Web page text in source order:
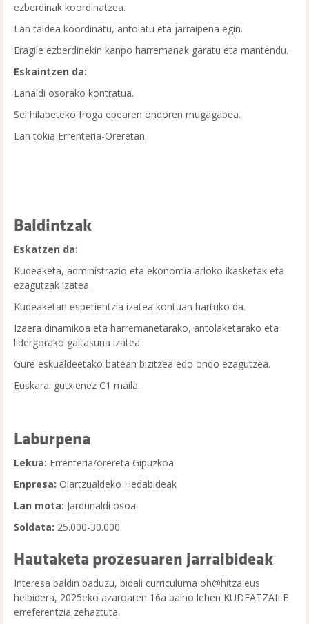
ezberdinak koordinatzea.
Lan taldea koordinatu, antolatu eta jarraipena egin.
Eragile ezberdinekin kanpo harremanak garatu eta mantendu.
Eskaintzen da:
Lanaldi osorako kontratua.
Sei hilabeteko froga epearen ondoren mugagabea.
Lan tokia Errenteria-Oreretan.
Baldintzak
Eskatzen da:
Kudeaketa, administrazio eta ekonomia arloko ikasketak eta
ezagutzak izatea.
Kudeaketan esperientzia izatea kontuan hartuko da.
Izaera dinamikoa eta harremanetarako, antolaketarako eta
lidergorako gaitasuna izatea.
Gure eskualdeetako batean bizitzea edo ondo ezagutzea.
Euskara: gutxienez C1 maila.
Laburpena
Lekua: Errenteria/orereta Gipuzkoa
Enpresa: Oiartzualdeko Hedabideak
Lan mota: Jardunaldi osoa
Soldata: 25.000-30.000
Hautaketa prozesuaren jarraibideak
Interesa baldin baduzu, bidali curriculuma oh@hitza.eus
helbidera, 2025eko azaroaren 16a baino lehen KUDEATZAILE
erreferentzia zehaztuta.